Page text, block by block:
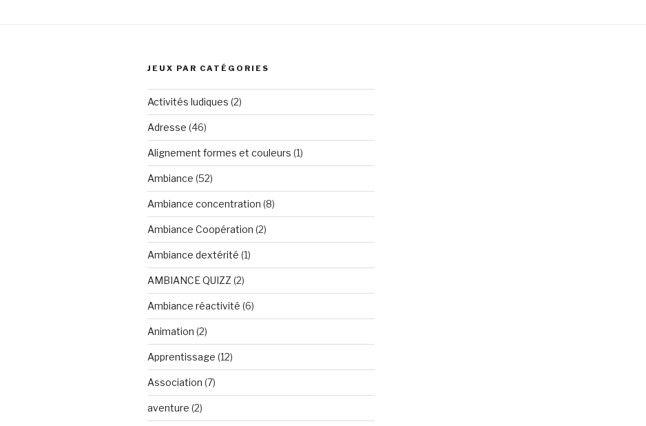
JEUX PAR CATÉGORIES
Activités ludiques (2)
Adresse (46)
Alignement formes et couleurs (1)
Ambiance (52)
Ambiance concentration (8)
Ambiance Coopération (2)
Ambiance dextérité (1)
AMBIANCE QUIZZ (2)
Ambiance réactivité (6)
Animation (2)
Apprentissage (12)
Association (7)
aventure (2)